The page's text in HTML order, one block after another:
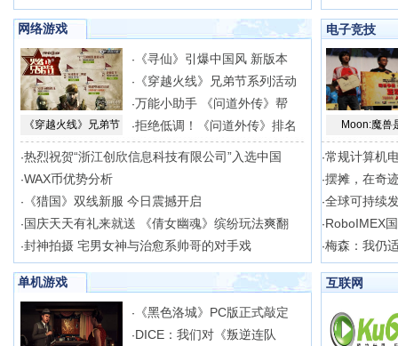
网络游戏
《穿越火线》兄弟节
· 《寻仙》引爆中国风 新版本
· 《穿越火线》兄弟节系列活动
·万能小助手 《问道外传》帮
·拒绝低调！《问道外传》排名
·热烈祝贺“浙江创欣信息科技有限公司”入选中国
·WAX币优势分析
· 《猎国》双线新服 今日震撼开启
· 国庆天天有礼来就送 《倩女幽魂》缤纷玩法爽翻
·封神拍摄 宅男女神与治愈系帅哥的对手戏
电子竞技
Moon:魔兽
·常规计算机
·摆摊，在奇
·全球可持续
·RoboIMEX
·梅森：我仍
单机游戏
· 《黑色洛城》PC版正式敲定
·DICE：我们对《叛逆连队
互联网